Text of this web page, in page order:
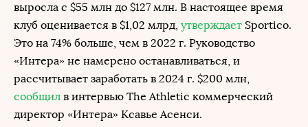
выросла с $55 млн до $127 млн. В настоящее время
клуб оценивается в $1,02 млрд, утверждает Sportico.
Это на 74% больше, чем в 2022 г. Руководство
«Интера» не намерено останавливаться, и
рассчитывает заработать в 2024 г. $200 млн,
сообщил в интервью The Athletic коммерческий
директор «Интера» Ксавье Асенси.